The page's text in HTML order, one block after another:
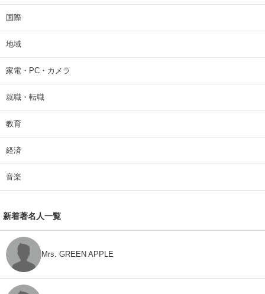
国際
地域
家電・PC・カメラ
就職・転職
教育
経済
音楽
新着著名人一覧
Mrs. GREEN APPLE